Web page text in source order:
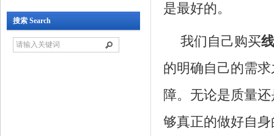
搜索 Search
是最好的。
我们自己购买
的明确自己的需
障。无论是质量
够真正的做好自